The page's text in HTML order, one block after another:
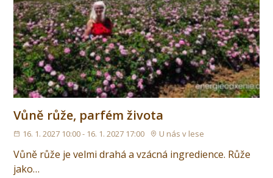
Vůně růže, parfém života
16. 1. 2027 10:00 - 16. 1. 2027 17:00 U nás v lese
Vůně růže je velmi drahá a vzácná ingredience. Růže
jako…